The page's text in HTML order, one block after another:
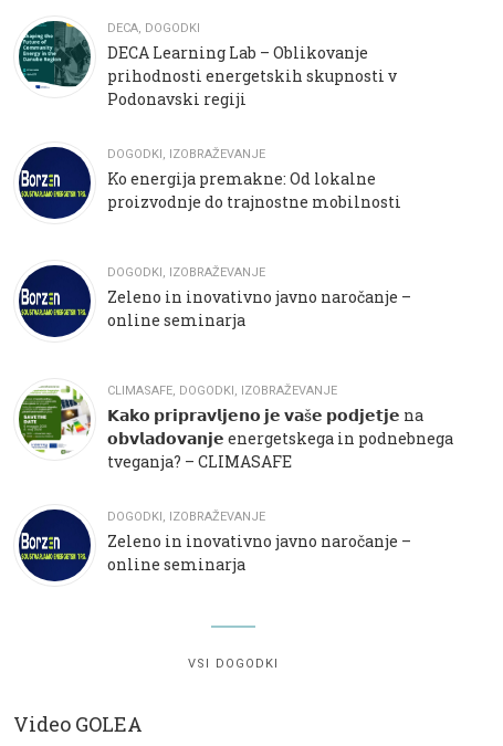
DECA, DOGODKI
DECA Learning Lab – Oblikovanje
prihodnosti energetskih skupnosti v
Podonavski regiji
DOGODKI, IZOBRAŽEVANJE
Ko energija premakne: Od lokalne
proizvodnje do trajnostne mobilnosti
DOGODKI, IZOBRAŽEVANJE
Zeleno in inovativno javno naročanje –
online seminarja
CLIMASAFE, DOGODKI, IZOBRAŽEVANJE
𝗞𝗮𝗸𝗼 𝗽𝗿𝗶𝗽𝗿𝗮𝘃𝗹𝗷𝗲𝗻𝗼 𝗷𝗲 𝘃𝗮š𝗲 𝗽𝗼𝗱𝗷𝗲𝘁𝗷𝗲 na
𝗼𝗯𝘃𝗹𝗮𝗱𝗼𝘃𝗮𝗻𝗷𝗲 energetskega in podnebnega
tveganja? – CLIMASAFE
DOGODKI, IZOBRAŽEVANJE
Zeleno in inovativno javno naročanje –
online seminarja
VSI DOGODKI
Video GOLEA